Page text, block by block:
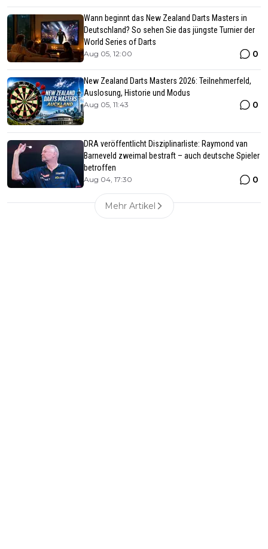
Wann beginnt das New Zealand Darts Masters in
Deutschland? So sehen Sie das jüngste Turnier der
World Series of Darts
Aug 05, 12:00 0
New Zealand Darts Masters 2026: Teilnehmerfeld,
Auslosung, Historie und Modus
Aug 05, 11:43 0
DRA veröffentlicht Disziplinarliste: Raymond van
Barneveld zweimal bestraft – auch deutsche Spieler
betroffen
Aug 04, 17:30 0
Mehr Artikel